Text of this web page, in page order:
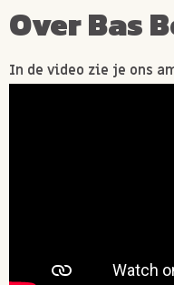
Over Bas
In de video zie je ons